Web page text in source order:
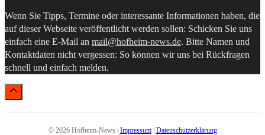
Wenn Sie Tipps, Termine oder interessante Informationen haben, die
auf dieser Webseite veröffentlicht werden sollen: Schicken Sie uns
einfach eine E-Mail an mail@hofheim-news.de. Bitte Namen und
Kontaktdaten nicht vergessen: So können wir uns bei Rückfragen
schnell und einfach melden.
© 2026 Hofheim-News | Impressum| Datenschutzerklärung